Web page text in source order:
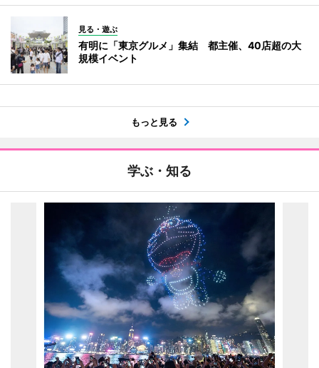
見る・遊ぶ
有明に「東京グルメ」集結 都主催、40店超の大
規模イベント
もっと見る
学ぶ・知る